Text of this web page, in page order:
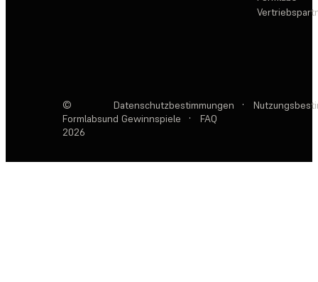
©
Formlabs
2026
Datenschutzbestimmungen ·
und Gewinnspiele
· FAQ